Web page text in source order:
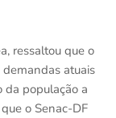
ressaltou que o
atuais
da população a
o Senac-DF